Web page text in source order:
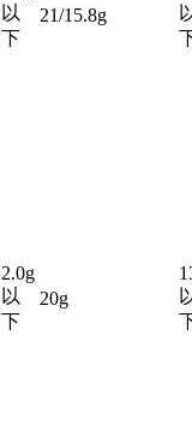
以
下
21/15.8g
2.0g
以
下
20g